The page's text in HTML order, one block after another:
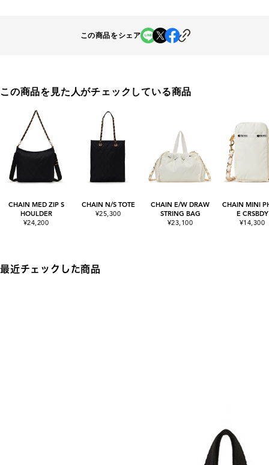
この商品をシェア
この商品を見た人がチェックしている商品
CHAIN MED ZIP S
HOULDER
¥24,200
CHAIN N/S TOTE
¥25,300
CHAIN E/W DRAW
STRING BAG
¥23,100
CHAIN MINI
E CRSBDY
¥14,300
最近チェックした商品